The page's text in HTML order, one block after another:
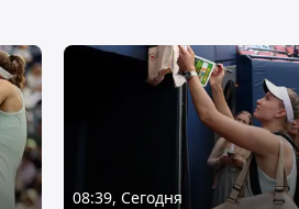
08:39, Сегодня